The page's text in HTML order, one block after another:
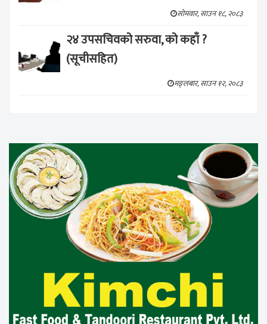
सोमवार, साउन १८, २०८३
२४ उपसचिवको सरुवा, को कहाँ ?
(सूचीसहित)
मङ्लबार, साउन १२, २०८३